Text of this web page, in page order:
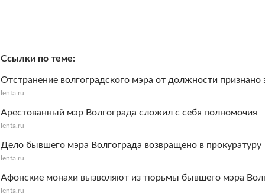
Ссылки по теме
Отстранение волгоградского мэра от должности признано
lenta.ru
Арестованный мэр Волгограда сложил с себя полномочия
lenta.ru
Дело бывшего мэра Волгограда возвращено в прокуратуру
lenta.ru
Афонские монахи вызволяют из тюрьмы бывшего мэра
lenta.ru